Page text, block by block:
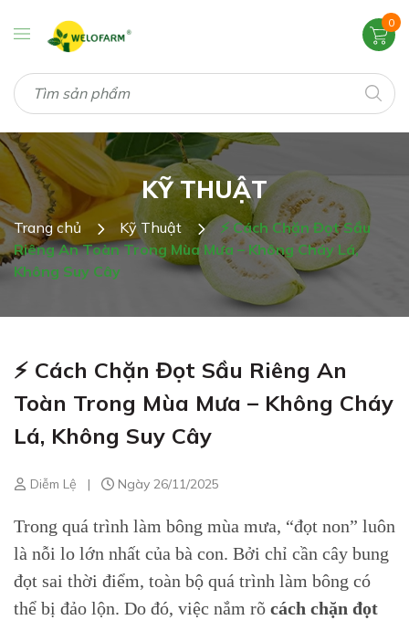
0
KỸ THUẬT
Trang chủ Kỹ Thuật
⚡ Cách Chặn Đọt Sầu
Riêng An Toàn Trong Mùa Mưa – Không Cháy Lá,
Không Suy Cây
⚡ Cách Chặn Đọt Sầu Riêng An
Toàn Trong Mùa Mưa – Không Cháy
Lá, Không Suy Cây
Diễm Lệ | Ngày 26/11/2025
Trong quá trình làm bông mùa mưa, “đọt non” luôn
là nỗi lo lớn nhất của bà con. Bởi chỉ cần cây bung
đọt sai thời điểm, toàn bộ quá trình làm bông có
thể bị đảo lộn. Do đó, việc nắm rõ cách chặn đọt